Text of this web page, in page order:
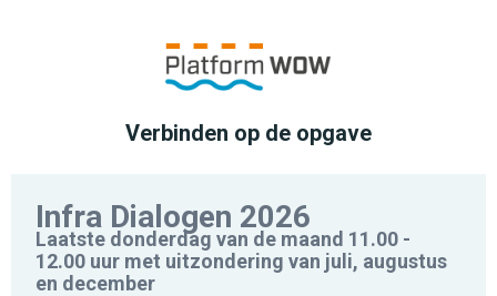
Verbinden op de opgave
Infra Dialogen 2026
Laatste donderdag van de maand 11.00 -
12.00 uur met uitzondering van juli, augustus
en december